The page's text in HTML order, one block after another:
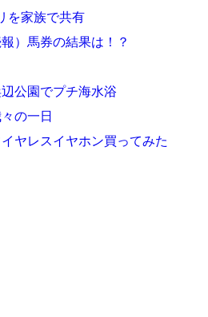
を家族で共有
）馬券の結果は！？
公園でプチ海水浴
の一日
ヤレスイヤホン買ってみた